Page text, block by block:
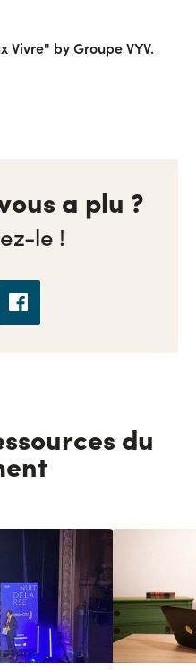
Vivre" by Groupe VYV.
a plu ?
le !
du